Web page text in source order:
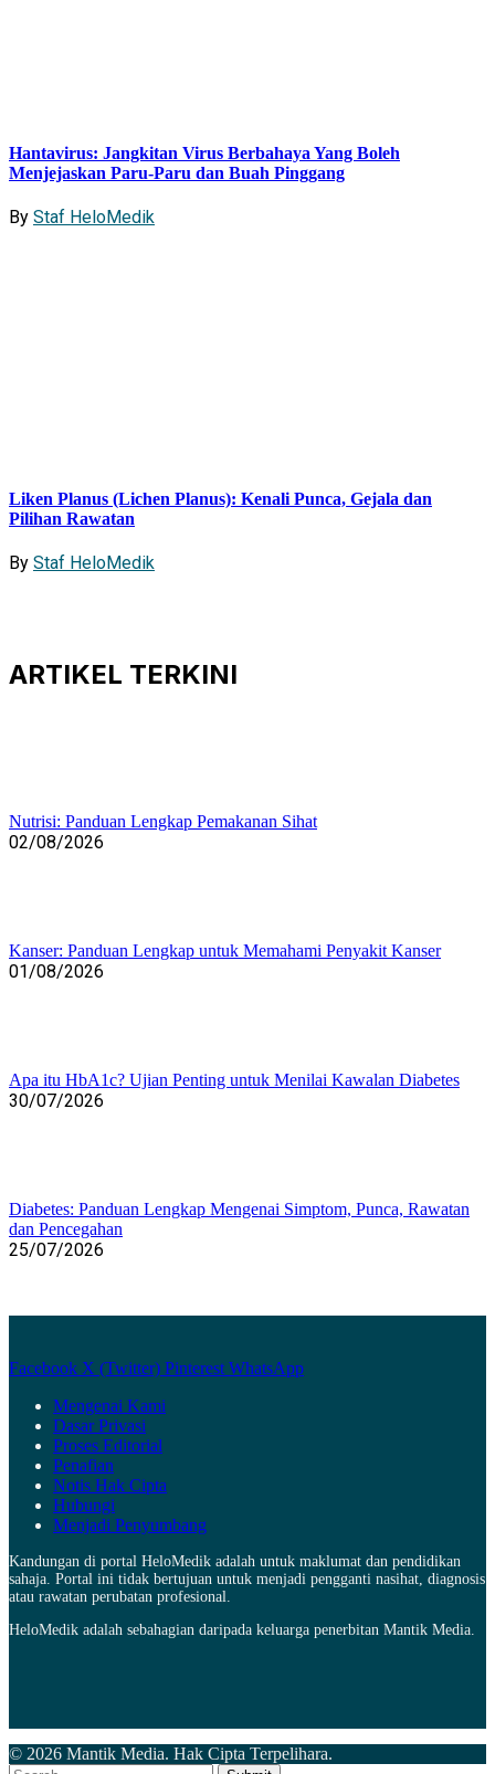
Hantavirus: Jangkitan Virus Berbahaya Yang Boleh
Menjejaskan Paru-Paru dan Buah Pinggang
By Staf HeloMedik
Liken Planus (Lichen Planus): Kenali Punca, Gejala dan
Pilihan Rawatan
By Staf HeloMedik
ARTIKEL TERKINI
Nutrisi: Panduan Lengkap Pemakanan Sihat
02/08/2026
Kanser: Panduan Lengkap untuk Memahami Penyakit Kanser
01/08/2026
Apa itu HbA1c? Ujian Penting untuk Menilai Kawalan Diabetes
30/07/2026
Diabetes: Panduan Lengkap Mengenai Simptom, Punca, Rawatan
dan Pencegahan
25/07/2026
Facebook X (Twitter) Pinterest WhatsApp
Mengenai Kami
Dasar Privasi
Proses Editorial
Penafian
Notis Hak Cipta
Hubungi
Menjadi Penyumbang
Kandungan di portal HeloMedik adalah untuk maklumat dan pendidikan
sahaja. Portal ini tidak bertujuan untuk menjadi pengganti nasihat, diagnosis
atau rawatan perubatan profesional.
HeloMedik adalah sebahagian daripada keluarga penerbitan Mantik Media.
© 2026 Mantik Media. Hak Cipta Terpelihara.